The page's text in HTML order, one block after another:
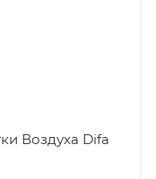
Воздуха Difa